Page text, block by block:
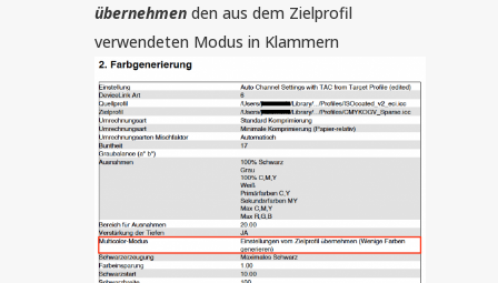
übernehmenden aus dem Zielprofil
verwendeten Modus in Klammern